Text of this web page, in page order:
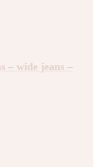
– wide jeans –